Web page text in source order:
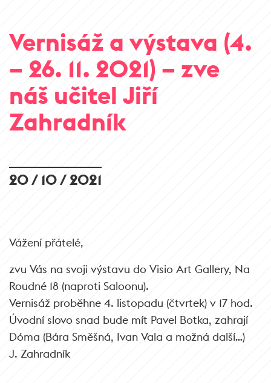
Vernisáž a výstava (4.
– 26. 11. 2021) – zve
náš učitel Jiří
Zahradník
20 / 10 / 2021
Vážení přátelé,
zvu Vás na svoji výstavu do Visio Art Gallery, Na
Roudné 18 (naproti Saloonu).
Vernisáž proběhne 4. listopadu (čtvrtek) v 17 hod.
Úvodní slovo snad bude mít Pavel Botka, zahrají
Dóma (Bára Směšná, Ivan Vala a možná další…)
J. Zahradník